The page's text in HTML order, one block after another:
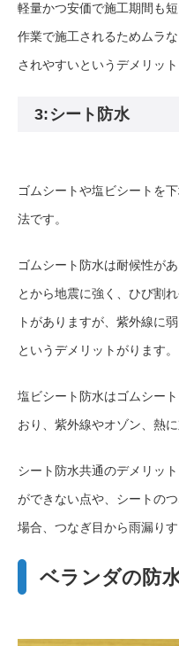
軽量かつ安価で施工期間も
作業で施工されるためムラ
されやすいというデメリット
3:シート防水
ゴムシートや塩ビシートを
法です。
ゴムシート防水は耐候性が
とから地震に強く、ひび割
トがありますが、紫外線に
というデメリットがります。
塩ビシート防水はゴムシー
おり、紫外線やオゾン、熱
シート防水共通のデメリッ
ができない点や、シートの
場合、つなぎ目から雨漏りす
ベランダの防